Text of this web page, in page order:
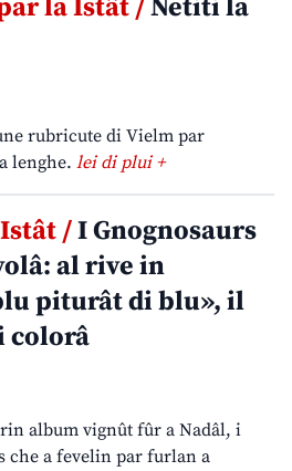
la Istât / Netiti la
rubricute di Vielm par
lenghe. lei di plui +
/I Gnognosaurs
al rive in
piturât di blu», il
colorâ
album vignût fûr a Nadâl, i
che a fevelin par furlan a